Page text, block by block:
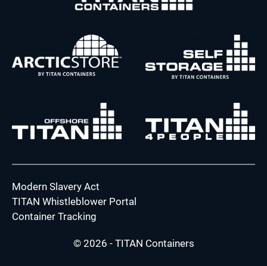
Modern Slavery Act
TITAN Whistleblower Portal
Container Tracking
© 2026 - TITAN Containers